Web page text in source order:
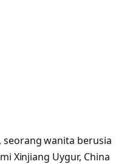
seorang wanita berusia
Xinjiang Uygur, China